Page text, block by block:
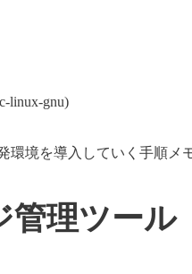
linux-gnu)
環境を導入していく手順メ
管理ツール